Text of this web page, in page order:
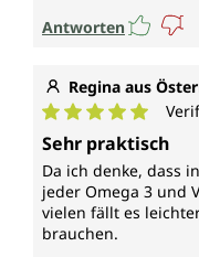
Antworten
Regina aus
Durchschnittliche
Sehr praktisch
Da ich denke, dass
jeder Omega 3 und
vielen fällt es
brauchen.